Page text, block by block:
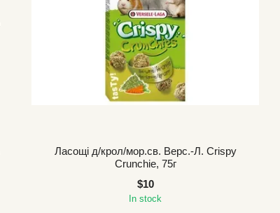
Ласощі д/крол/мор.св. Верс.-Л. Crispy
Crunchiе, 75г
$10
In stock